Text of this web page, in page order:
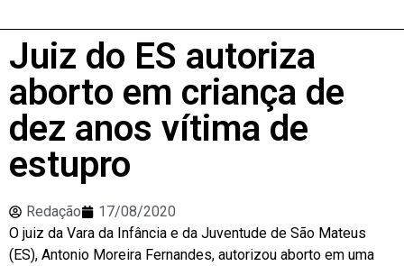
Juiz do ES autoriza
aborto em criança de
dez anos vítima de
estupro
Redação
17/08/2020
O juiz da Vara da Infância e da Juventude de São Mateus
(ES), Antonio Moreira Fernandes, autorizou aborto em uma